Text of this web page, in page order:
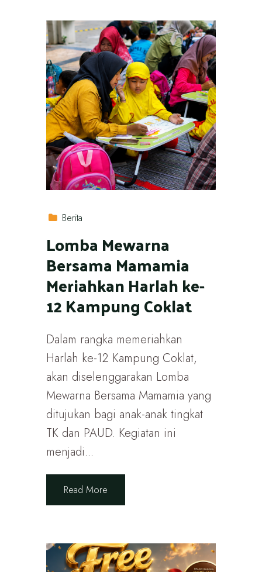
Berita
Lomba Mewarna
Bersama Mamamia
Meriahkan Harlah ke-
12 Kampung Coklat
Dalam rangka memeriahkan
Harlah ke-12 Kampung Coklat,
akan diselenggarakan Lomba
Mewarna Bersama Mamamia yang
ditujukan bagi anak-anak tingkat
TK dan PAUD. Kegiatan ini
menjadi...
Read More